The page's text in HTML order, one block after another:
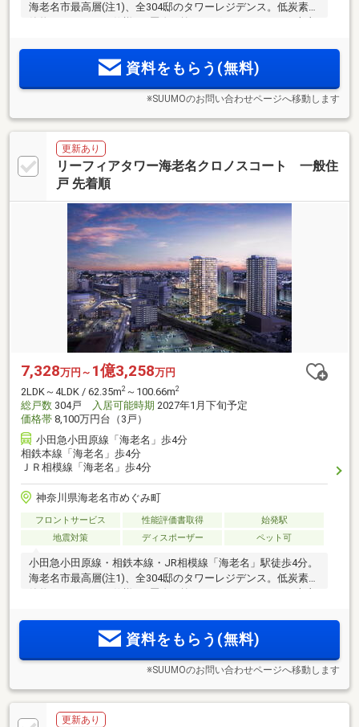
海老名市最高層(注1)、全304邸のタワーレジデンス。低炭素建
ならではの多彩な共用部。3.5ha超の駅間開発「ViNA
GARDENS」の集大成レジデンス資料をもらう(無料)
※SUUMOのお問い合わせページへ移動します
更新あり
リーフィアタワー海老名クロノスコート 一般住
戸 先着順
7,328万円～ 1億3,258万円
2LDK～4LDK / 62.35m2 ～100.66m2
総戸数 304戸 入居可能時期 2027年1月下旬予定
価格帯 8,100万円台（3戸）
小田急小田原線「海老名」歩4分
相鉄本線「海老名」歩4分
ＪＲ相模線「海老名」歩4分
神奈川県海老名市めぐみ町
フロントサービス 性能評価書取得
始発駅
地震対策
ディスポーザー ペット可
小田急小田原線・相鉄本線・JR相模線「海老名」駅徒歩4分。
海老名市最高層(注1)、全304邸のタワーレジデンス。低炭素建
ならではの多彩な共用部。3.5ha超の駅間開発「ViNA
GARDENS」の集大成レジデンス資料をもらう(無料)
※SUUMOのお問い合わせページへ移動します
更新あり